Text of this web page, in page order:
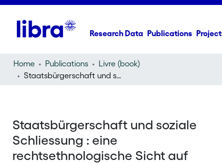
Research Data Publications
Home Publications
Livre (book)
Staatsbürgerschaft und soziale Schliessung : eine rechtsethnologische Sicht auf die Einbürgerungspraxis der Stadt Basel
Staatsbürgerschaft und soziale
Schliessung : eine
rechtsethnologische Sicht auf